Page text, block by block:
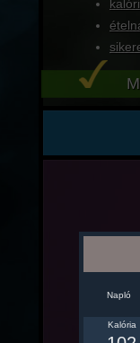
Napló
Kalória